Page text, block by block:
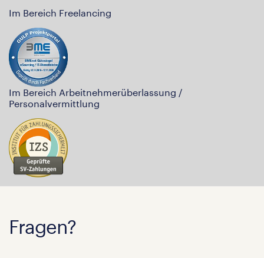
Im Bereich Freelancing
Im Bereich Arbeitnehmerüberlassung /
Personalvermittlung
Fragen?